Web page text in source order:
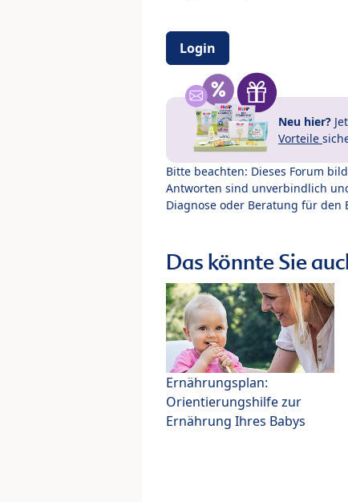
Login
Neu hier?
Vorteile
Bitte beachten: Dieses Forum
Antworten sind unverbindlich
Diagnose oder Beratung für den
Das könnte Sie
Ernährungsplan:
Orientierungshilfe zur
Ernährung Ihres Babys